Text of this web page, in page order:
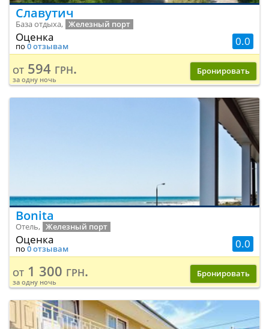
Славутич
База отдыха, Железный порт
0.0
Оценка
по 0 отзывам
от 594 грн.
за одну ночь
Бронировать
Bonita
Отель, Железный порт
0.0
Оценка
по 0 отзывам
от 1 300 грн.
за одну ночь
Бронировать